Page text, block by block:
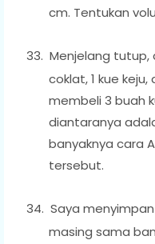
cm. Tentukan
33. Menjelang tutup,
coklat, 1 kue
membeli 3 buah
diantaranya
banyaknya cara
tersebut.
34. Saya
masing sama